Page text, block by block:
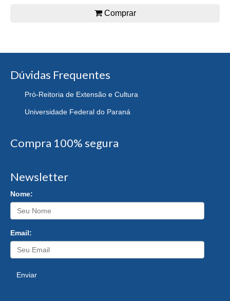
Comprar
Dúvidas Frequentes
Pró-Reitoria de Extensão e Cultura
Universidade Federal do Paraná
Compra 100% segura
Newsletter
Nome:
Email:
Enviar